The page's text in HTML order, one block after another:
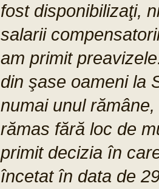
fost disponibilizaţi,
salarii
am primit
din şase oameni la
numai unul
rămas fără loc de
primit decizia în
încetat în data de